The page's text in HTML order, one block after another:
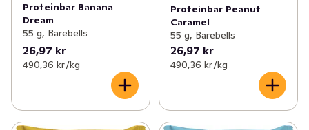
Proteinbar Banana
Dream
55 g, Barebells
26,97 kr
490,36 kr /kg
Proteinbar Peanut
Caramel
55 g, Barebells
26,97 kr
490,36 kr /kg